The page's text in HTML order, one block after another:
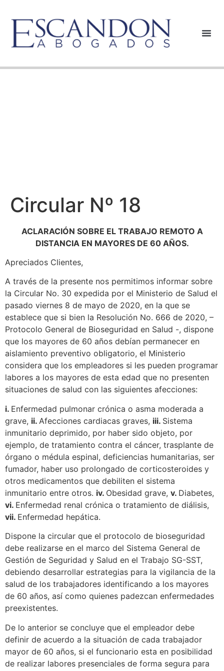
Circular Nº 18
ACLARACIÓN SOBRE EL TRABAJO REMOTO A
DISTANCIA EN MAYORES DE 60 AÑOS.
Apreciados Clientes,
A través de la presente nos permitimos informar sobre
la Circular No. 30 expedida por el Ministerio de Salud el
pasado viernes 8 de mayo de 2020, en la que se
establece que si bien la Resolución No. 666 de 2020, –
Protocolo General de Bioseguridad en Salud -, dispone
que los mayores de 60 años debían permanecer en
aislamiento preventivo obligatorio, el Ministerio
considera que los empleadores si les pueden programar
labores a los mayores de esta edad que no presenten
situaciones de salud con las siguientes afecciones:
i. Enfermedad pulmonar crónica o asma moderada a
grave, ii. Afecciones cardiacas graves, iii. Sistema
inmunitario deprimido, por haber sido objeto, por
ejemplo, de tratamiento contra el cáncer, trasplante de
órgano o médula espinal, deficiencias humanitarias, ser
fumador, haber uso prolongado de corticosteroides y
otros medicamentos que debiliten el sistema
inmunitario entre otros. iv. Obesidad grave, v. Diabetes,
vi. Enfermedad renal crónica o tratamiento de diálisis,
vii. Enfermedad hepática.
Dispone la circular que el protocolo de bioseguridad
debe realizarse en el marco del Sistema General de
Gestión de Seguridad y Salud en el Trabajo SG-SST,
debiendo desarrollar estrategias para la vigilancia de la
salud de los trabajadores identificando a los mayores
de 60 años, así como quienes padezcan enfermedades
preexistentes.
De lo anterior se concluye que el empleador debe
definir de acuerdo a la situación de cada trabajador
mayor de 60 años, si el funcionario esta en posibilidad
de realizar labores presenciales de forma segura para